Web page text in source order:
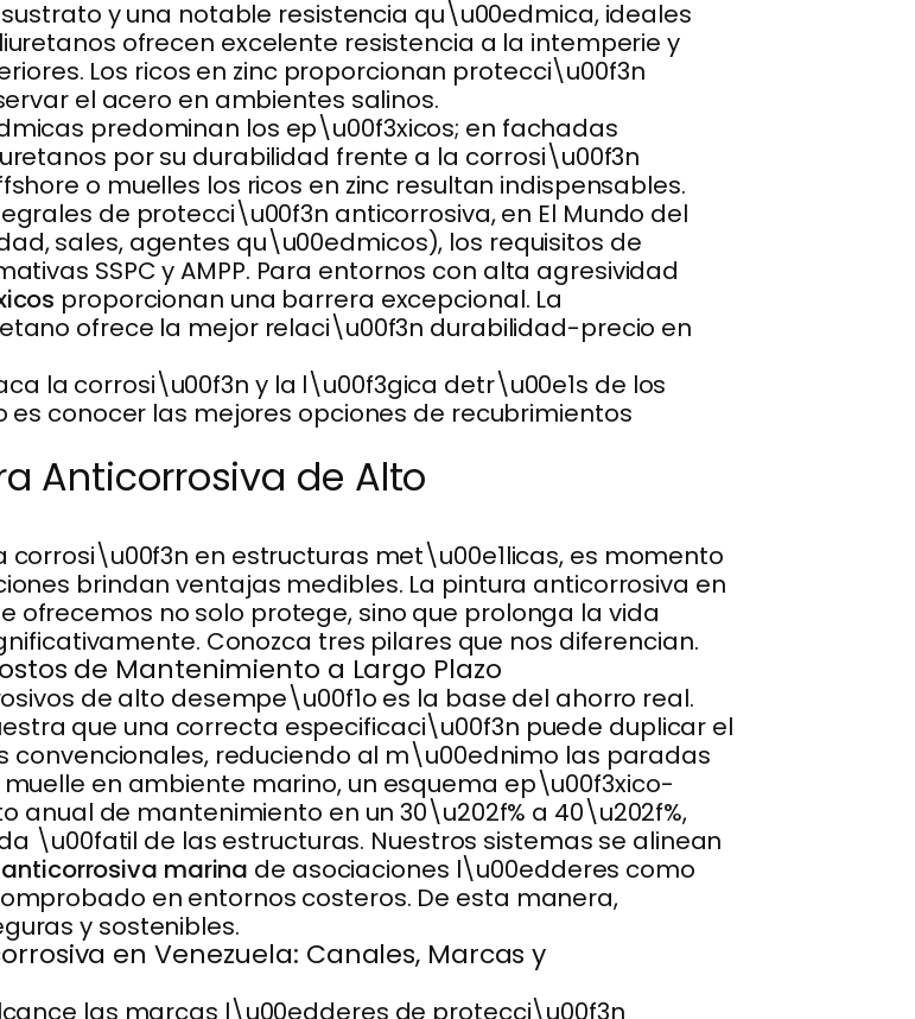
y una notable resistencia qu\u00edmica, ideales
ofrecen excelente resistencia a la intemperie y
Los ricos en zinc proporcionan protecci\u00f3n
el acero en ambientes salinos.
predominan los ep\u00f3xicos; en fachadas
por su durabilidad frente a la corrosi\u00f3n
o muelles los ricos en zinc resultan indispensables.
de protecci\u00f3n anticorrosiva, en El Mundo del
sales, agentes qu\u00edmicos), los requisitos de
SSPC y AMPP. Para entornos con alta agresividad
proporcionan una barrera excepcional. La
ofrece la mejor relaci\u00f3n durabilidad-precio en
la corrosi\u00f3n y la l\u00f3gica detr\u00e1s de los
conocer las mejores opciones de recubrimientos
Anticorrosiva de Alto
en estructuras met\u00e1licas, es momento
brindan ventajas medibles. La pintura anticorrosiva en
ofrecemos no solo protege, sino que prolonga la vida
Conozca tres pilares que nos diferencian.
de Mantenimiento a Largo Plazo
de alto desempe\u00f1o es la base del ahorro real.
que una correcta especificaci\u00f3n puede duplicar el
reduciendo al m\u00ednimo las paradas
en ambiente marino, un esquema ep\u00f3xico-
anual de mantenimiento en un 30\u202f% a 40\u202f%,
\u00fatil de las estructuras. Nuestros sistemas se alinean
marina de asociaciones l\u00edderes como
en entornos costeros. De esta manera,
y sostenibles.
en Venezuela: Canales, Marcas y
las marcas l\u00edderes de protecci\u00f3n